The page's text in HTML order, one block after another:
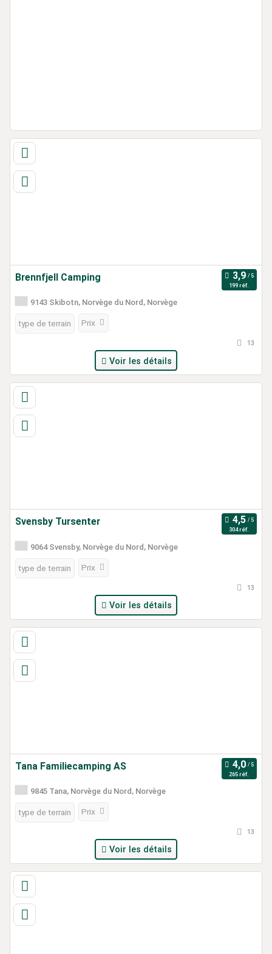
Brennfjell Camping
199 réf.
9143 Skibotn, Norvège du Nord, Norvège
type de terrain Prix
13
Voir les détails
Svensby Tursenter
304 réf.
9064 Svensby, Norvège du Nord, Norvège
type de terrain Prix
13
Voir les détails
Tana Familiecamping AS
265 réf.
9845 Tana, Norvège du Nord, Norvège
type de terrain Prix
13
Voir les détails